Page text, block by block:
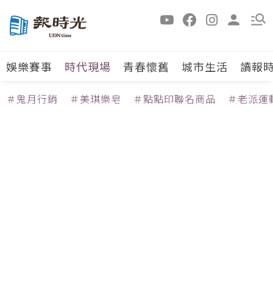
娛樂賽事 時代現場 青春懷舊 城市生活 讀報
＃鬼月行銷 ＃美琪樂皂 ＃點點印聯名商品 ＃老派運